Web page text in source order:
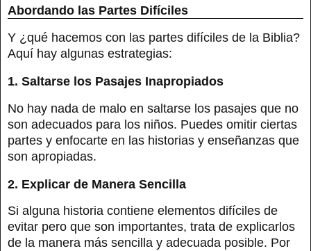
Abordando las Partes Difíciles
Y ¿qué hacemos con las partes difíciles de la Biblia?
Aquí hay algunas estrategias:
1. Saltarse los Pasajes Inapropiados
No hay nada de malo en saltarse los pasajes que no
son adecuados para los niños. Puedes omitir ciertas
partes y enfocarte en las historias y enseñanzas que
son apropiadas.
2. Explicar de Manera Sencilla
Si alguna historia contiene elementos difíciles de
evitar pero que son importantes, trata de explicarlos
de la manera más sencilla y adecuada posible. Por